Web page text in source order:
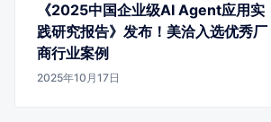
《2025中国企业级AI Agent应用实
践研究报告》发布！美洽入选优秀厂
商行业案例
2025年10月17日